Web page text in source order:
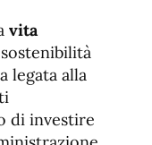
vita
legata alla
di investire